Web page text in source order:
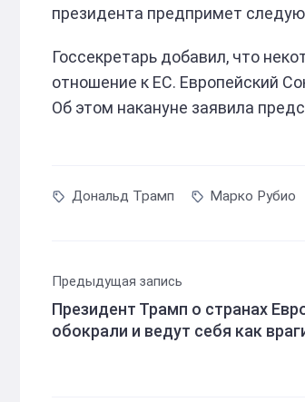
президента предпримет
Госсекретарь добавил, что
отношение к ЕС. Европейский
Об этом накануне заявила
Дональд Трамп Марко Рубио
Предыдущая запись
Президент Трамп о странах
обокрали и ведут себя как